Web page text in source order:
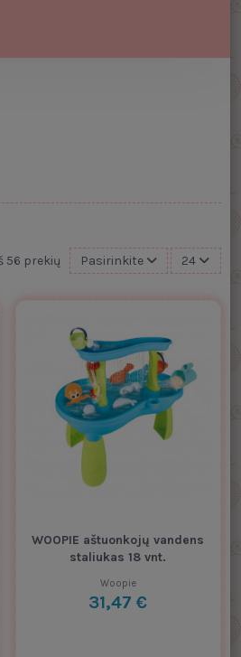
56 prekių Pasirinkite 24
WOOPIE aštuonkojų vandens
staliukas 18 vnt.
Woopie
31,47 €